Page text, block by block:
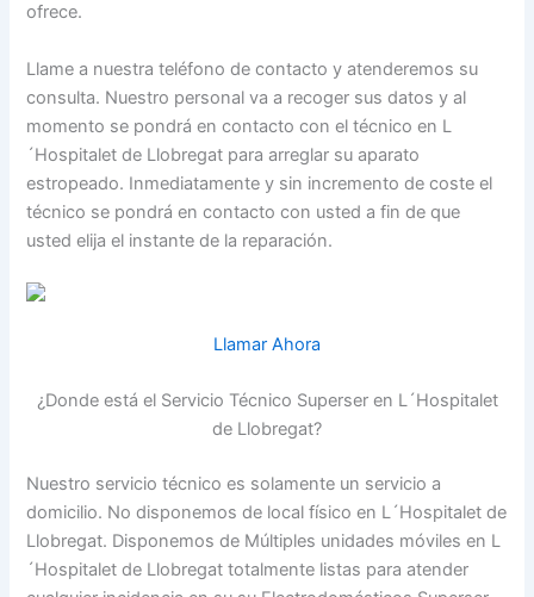
ofrece.
Llame a nuestra teléfono de contacto y atenderemos su
consulta. Nuestro personal va a recoger sus datos y al
momento se pondrá en contacto con el técnico en L
´Hospitalet de Llobregat para arreglar su aparato
estropeado. Inmediatamente y sin incremento de coste el
técnico se pondrá en contacto con usted a fin de que
usted elija el instante de la reparación.
Llamar Ahora
¿Donde está el Servicio Técnico Superser en L´Hospitalet
de Llobregat?
Nuestro servicio técnico es solamente un servicio a
domicilio. No disponemos de local físico en L´Hospitalet de
Llobregat. Disponemos de Múltiples unidades móviles en L
´Hospitalet de Llobregat totalmente listas para atender